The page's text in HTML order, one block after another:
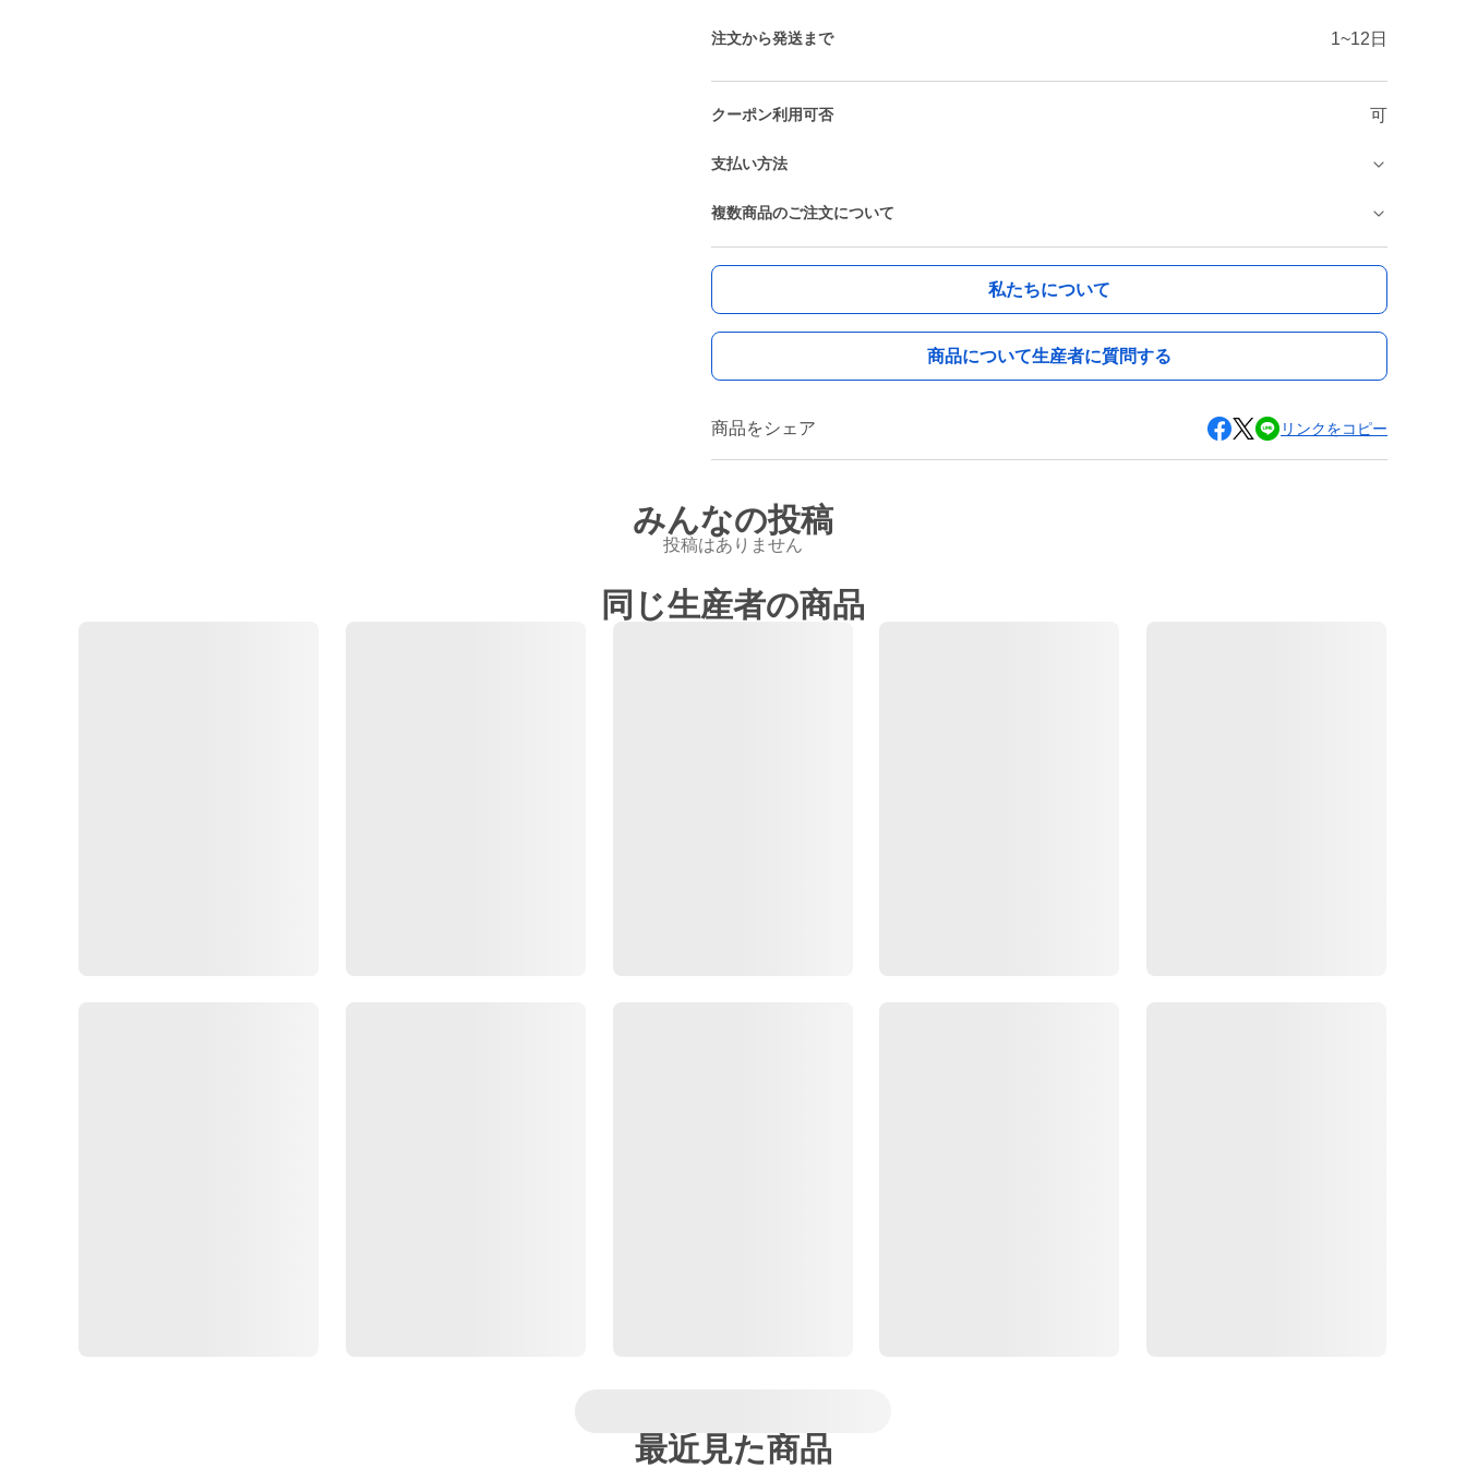
注文から発送まで 1~12日
クーポン利用可否 可
支払い方法
複数商品のご注文について
私たちについて
商品について生産者に質問する
商品をシェア リンクをコピー
みんなの投稿
投稿はありません
同じ生産者の商品
最近見た商品